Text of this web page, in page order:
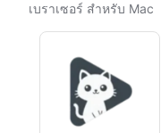
เบราเซอร์ สำหรับ Mac